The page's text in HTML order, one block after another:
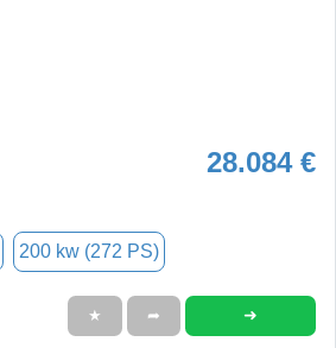
28.084 €
200 kw (272 PS)
★ ➦ ➜